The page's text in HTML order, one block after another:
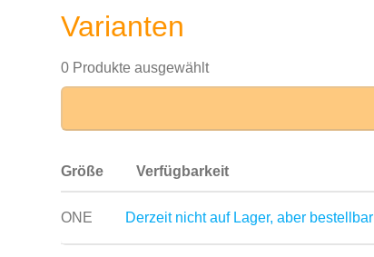
Varianten
0 Produkte ausgewählt
Größe Verfügbarkeit
ONE Derzeit nicht auf Lager, aber bestellbar